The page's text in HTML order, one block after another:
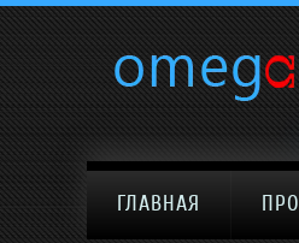
ГЛАВНАЯ